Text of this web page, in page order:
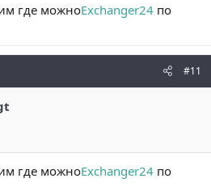
где можноExchanger24 по
#11
где можноExchanger24 по